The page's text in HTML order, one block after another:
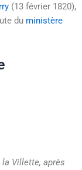
(13 février 1820),
du ministère
Villette, après